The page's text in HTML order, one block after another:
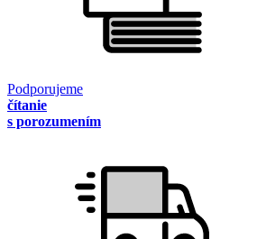
Podporujeme
čítanie
s porozumením